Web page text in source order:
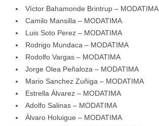
Víctor Bahamonde Brintrup – MODATIMA
Camilo Mansilla – MODATIMA
Luis Soto Perez – MODATIMA
Rodrigo Mundaca – MODATIMA
Rodolfo Vargas – MODATIMA
Jorge Olea Peñaloza – MODATIMA
Mario Sanchez Zuñiga – MODATIMA
Estrella Álvarez – MODATIMA
Adolfo Salinas – MODATIMA
Álvaro Holuigue – MODATIMA